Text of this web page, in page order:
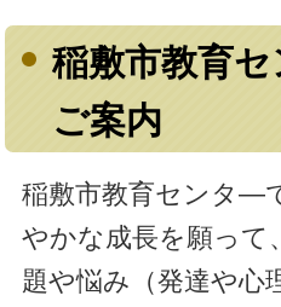
稲敷市教育
ご案内
稲敷市教育センタ―
やかな成長を願って
題や悩み（発達や心